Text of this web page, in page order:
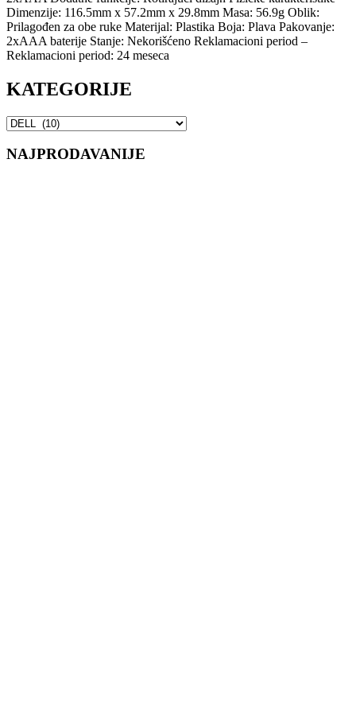
Dimenzije: 116.5mm x 57.2mm x 29.8mm Masa: 56.9g Oblik:
Prilagođen za obe ruke Materijal: Plastika Boja: Plava Pakovanje:
2xAAA baterije Stanje: Nekorišćeno Reklamacioni period –
Reklamacioni period: 24 meseca
KATEGORIJE
NAJPRODAVANIJE